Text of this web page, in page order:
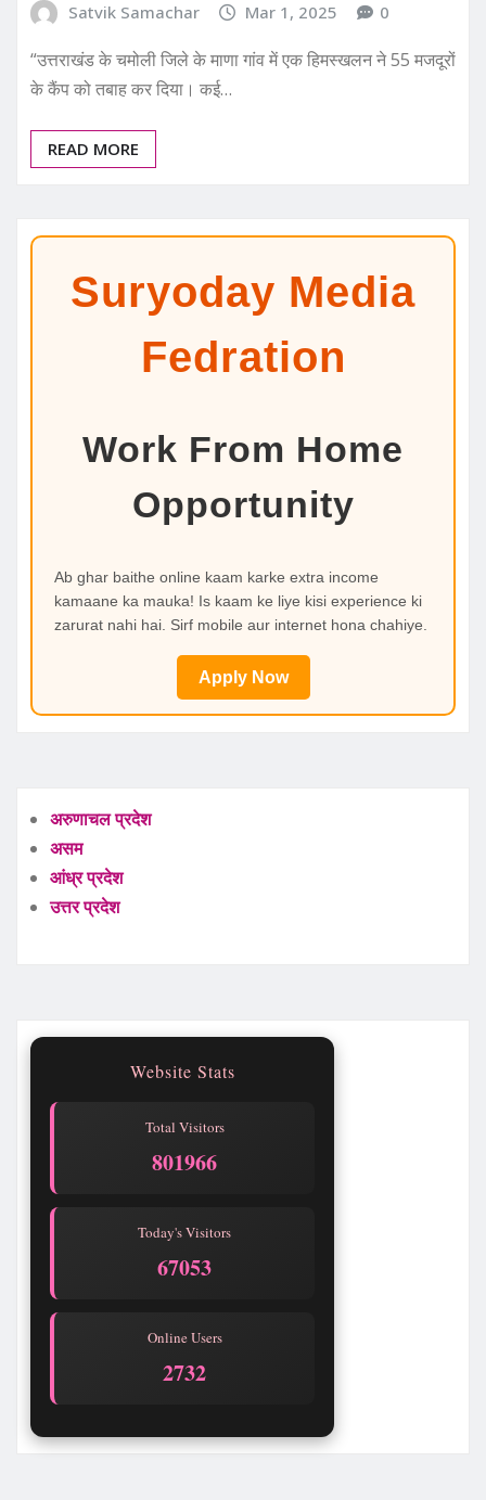
Satvik Samachar Mar 1, 2025 0
“उत्तराखंड के चमोली जिले के माणा गांव में एक हिमस्खलन ने 55 मजदूरों
के कैंप को तबाह कर दिया। कई…
READ MORE
Suryoday Media
Fedration
Work From Home
Opportunity
Ab ghar baithe online kaam karke extra income
kamaane ka mauka! Is kaam ke liye kisi experience ki
zarurat nahi hai. Sirf mobile aur internet hona chahiye.
Apply Now
अरुणाचल प्रदेश
असम
आंध्र प्रदेश
उत्तर प्रदेश
Website Stats
Total Visitors
801967
Today's Visitors
67054
Online Users
2731